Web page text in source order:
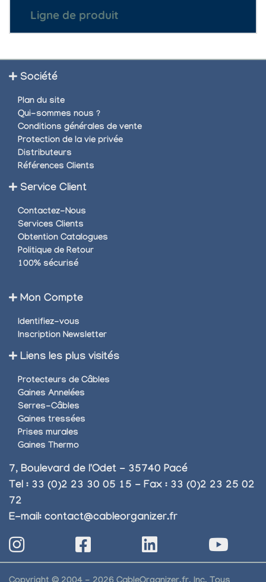
Ligne de produit
Société
Plan du site
Qui-sommes nous ?
Conditions générales de vente
Protection de la vie privée
Distributeurs
Références Clients
Service Client
Contactez-Nous
Services Clients
Obtention Catalogues
Politique de Retour
100% sécurisé
Mon Compte
Identifiez-vous
Inscription Newsletter
Liens les plus visités
Protecteurs de Câbles
Gaines Annelées
Serres-Câbles
Gaines tressées
Prises murales
Gaines Thermo
7, Boulevard de l'Odet - 35740 Pacé
Tel : 33 (0)2 23 30 05 15 - Fax : 33 (0)2 23 25 02
72
E-mail: contact@cableorganizer.fr